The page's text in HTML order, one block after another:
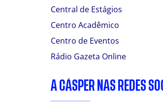
Central de Estágios
Centro Acadêmico
Centro de Eventos
Rádio Gazeta Online
A CÁSPER NAS REDES